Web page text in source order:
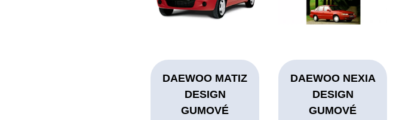
DAEWOO MATIZ
DESIGN
GUMOVÉ
DAEWOO NEXIA
DESIGN
GUMOVÉ